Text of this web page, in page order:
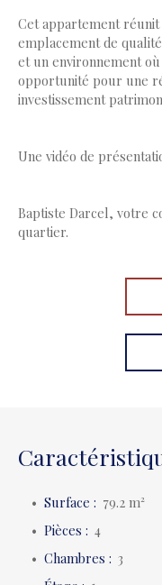
Cet appartement
emplacement de
et un environnement
opportunité pour une
investissement
Une vidéo de
Baptiste Darcel, votre
quartier.
Surface : 79.2m²
Pièces : 4
Chambres : 3